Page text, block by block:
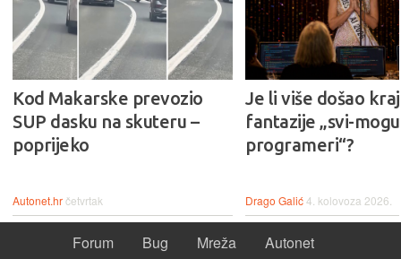
Kod Makarske prevozio
SUP dasku na skuteru –
poprijeko
Autonet.hrčetvrtak
Je li više došao kraj
fantazije „svi-
programeri“?
Drago Galić4. kolovoza 2026.
Forum Bug Mreža
Autonet